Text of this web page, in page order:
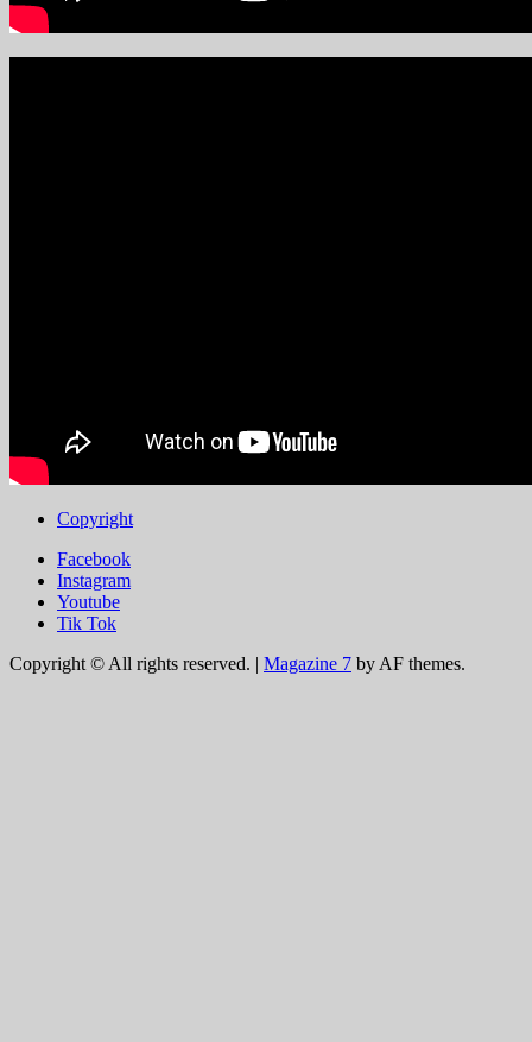
Copyright
Facebook
Instagram
Youtube
Tik Tok
Copyright © All rights reserved. | Magazine 7 by AF themes.